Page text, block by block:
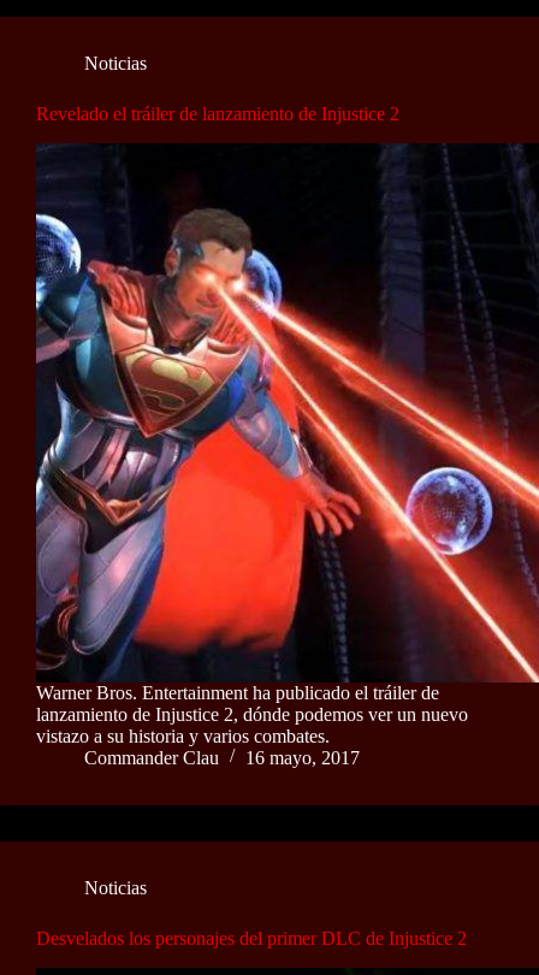
Noticias
Revelado el tráiler de lanzamiento de Injustice 2
Warner Bros. Entertainment ha publicado el tráiler de
lanzamiento de Injustice 2, dónde podemos ver un nuevo
vistazo a su historia y varios combates.
Commander Clau
16 mayo, 2017
Noticias
Desvelados los personajes del primer DLC de Injustice 2